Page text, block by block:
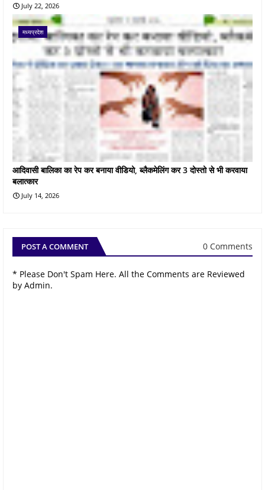
July 22, 2026
मध्यप्रदेश
आदिवासी बालिका का रेप कर बनाया वीडियो, ब्लैकमेलिंग कर 3 दोस्तो से भी करवाया
बलात्कार
July 14, 2026
POST A COMMENT 0 Comments
* Please Don't Spam Here. All the Comments are Reviewed
by Admin.